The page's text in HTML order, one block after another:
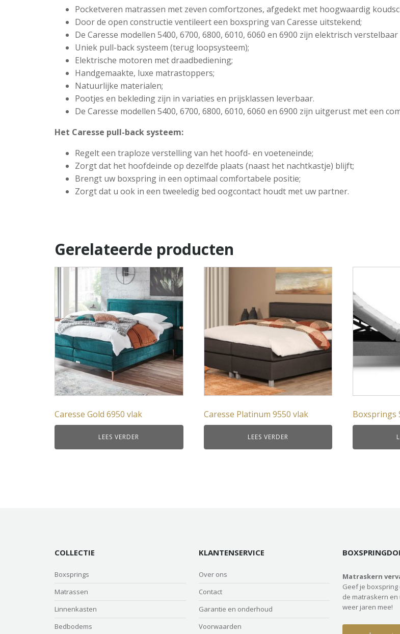
Pocketveren matrassen met zeven comfortzones, afgedekt met hoogwaardig
Door de open constructie ventileert een boxspring van Caresse uitstekend;
De Caresse modellen 5400, 6700, 6800, 6010, 6060 en 6900 zijn elektrisch
Uniek pull-back systeem (terug loopsysteem);
Elektrische motoren met draadbediening;
Handgemaakte, luxe matrastoppers;
Natuurlijke materialen;
Pootjes en bekleding zijn in variaties en prijsklassen leverbaar.
De Caresse modellen 5400, 6700, 6800, 6010, 6060 en 6900 zijn uitgerust met een
Het Caresse pull-back systeem:
Regelt een traploze verstelling van het hoofd- en voeteneinde;
Zorgt dat het hoofdeinde op dezelfde plaats (naast het nachtkastje) blijft;
Brengt uw boxspring in een optimaal comfortabele positie;
Zorgt dat u ook in een tweeledig bed oogcontact houdt met uw partner.
Gerelateerde producten
Caresse Gold 6950 vlak
LEES VERDER
Caresse Platinum 9550 vlak
LEES VERDER
Boxsprings
COLLECTIE
Boxsprings
Matrassen
Linnenkasten
Bedbodems
KLANTENSERVICE
Over ons
Contact
Garantie en onderhoud
Voorwaarden
Matraskern
Geef je
de matraskern
weer jaren mee!